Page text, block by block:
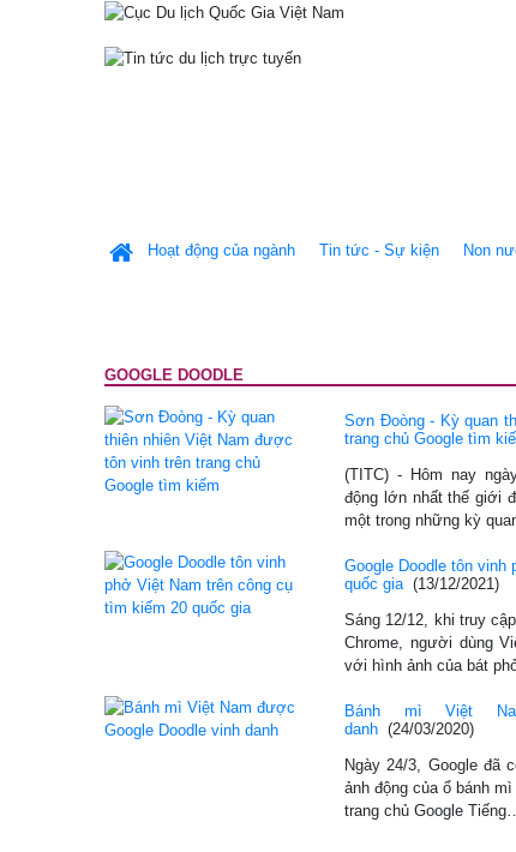
Hoạt động của ngành Tin tức - Sự kiện Non
GOOGLE DOODLE
Sơn Đoòng - Kỳ quan
trang chủ Google tìm
(TITC) - Hôm nay
động lớn nhất thế giới
một trong những kỳ
Google Doodle tôn
quốc gia (13/12/2021)
Sáng 12/12, khi truy
Chrome, người dùng
với hình ảnh của bát
Bánh mì Việt
danh (24/03/2020)
Ngày 24/3, Google đã
ảnh động của ổ bánh
trang chủ Google